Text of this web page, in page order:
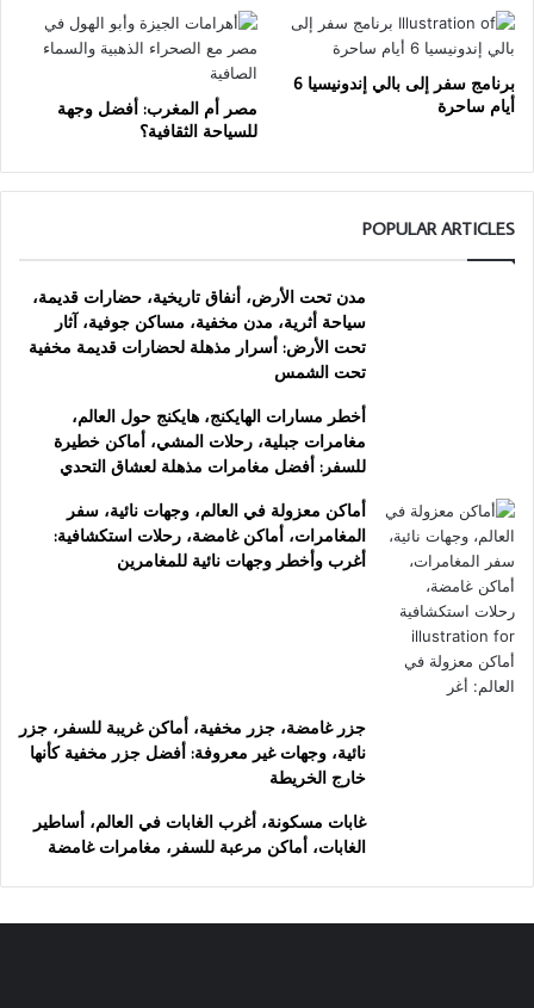
برنامج سفر إلى بالي إندونيسيا 6
أيام ساحرة
مصر أم المغرب: أفضل وجهة
للسياحة الثقافية؟
POPULAR ARTICLES
مدن تحت الأرض، أنفاق تاريخية، حضارات قديمة،
سياحة أثرية، مدن مخفية، مساكن جوفية، آثار
تحت الأرض: أسرار مذهلة لحضارات قديمة مخفية
تحت الشمس
أخطر مسارات الهايكنج، هايكنج حول العالم،
مغامرات جبلية، رحلات المشي، أماكن خطيرة
للسفر: أفضل مغامرات مذهلة لعشاق التحدي
أماكن معزولة في العالم، وجهات نائية، سفر
المغامرات، أماكن غامضة، رحلات استكشافية:
أغرب وأخطر وجهات نائية للمغامرين
جزر غامضة، جزر مخفية، أماكن غريبة للسفر، جزر
نائية، وجهات غير معروفة: أفضل جزر مخفية كأنها
خارج الخريطة
غابات مسكونة، أغرب الغابات في العالم، أساطير
الغابات، أماكن مرعبة للسفر، مغامرات غامضة